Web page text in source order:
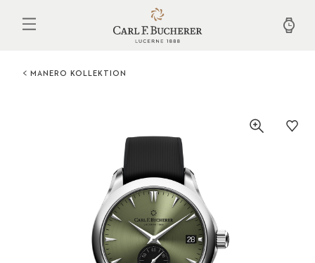
MANERO KOLLEKTION